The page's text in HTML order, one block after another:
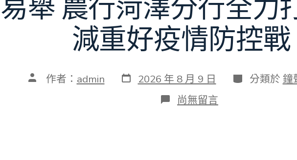
舉 農行菏澤分行全力
減重好疫情防控戰
文 作者： admin 發
表
2026 年 8 月 9 日 分
類
分類於 鐘
在
〈眾
尚無留言